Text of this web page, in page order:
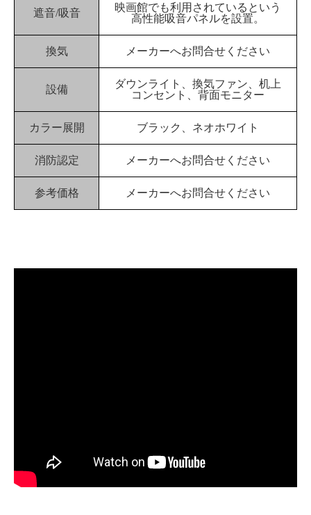
遮音/吸音
映画館でも利用されているという
高性能吸音パネルを設置。
換気 メーカーへお問合せください
設備
ダウンライト、換気ファン、机上
コンセント、背面モニター
カラー展開 ブラック、ネオホワイト
消防認定 メーカーへお問合せください
参考価格 メーカーへお問合せください